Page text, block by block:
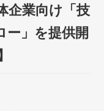
企業向け「技
ー」を提供開